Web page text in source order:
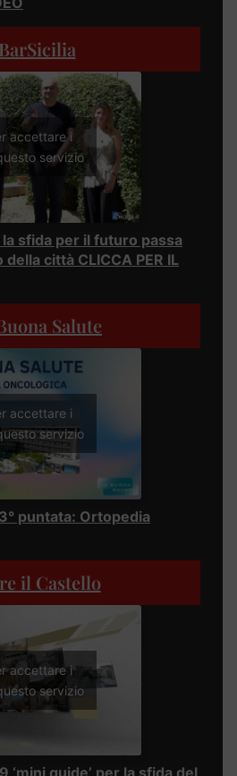
BarSicilia
accettare i
servizio
la sfida per il futuro passa
città CLICCA PER IL
Salute
accettare i
servizio
puntata: Ortopedia
il Castello
accettare i
servizio